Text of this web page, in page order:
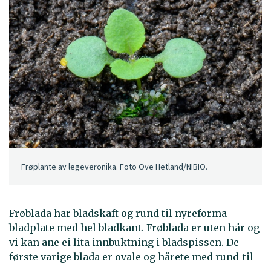
Frøplante av legeveronika. Foto Ove Hetland/NIBIO.
Frøblada har bladskaft og rund til nyreforma
bladplate med hel bladkant. Frøblada er uten hår og
vi kan ane ei lita innbuktning i bladspissen. De
første varige blada er ovale og hårete med rund-til